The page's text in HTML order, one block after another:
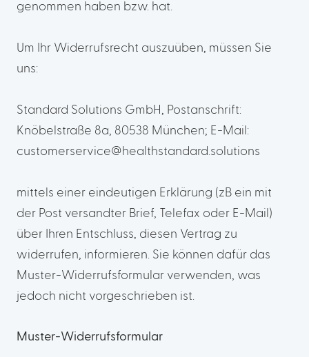
genommen haben bzw. hat.
Um Ihr Widerrufsrecht auszuüben, müssen Sie
uns:
Standard Solutions GmbH, Postanschrift:
Knöbelstraße 8a, 80538 München; E-Mail:
customerservice@healthstandard.solutions
mittels einer eindeutigen Erklärung (zB ein mit
der Post versandter Brief, Telefax oder E-Mail)
über Ihren Entschluss, diesen Vertrag zu
widerrufen, informieren. Sie können dafür das
Muster-Widerrufsformular verwenden, was
jedoch nicht vorgeschrieben ist.
Muster-Widerrufsformular